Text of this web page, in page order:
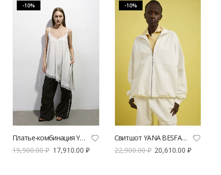
-10%
Платье-комбинация YANA BESFAMILNAYA с кружевом молочного цвета | VERESK studio
19,900.00₽ 17,910.00 ₽
-10%
Свитшот YANA BESFAMILNAYA Мотти белого цвета | VERESK studio
22,900.00₽ 20,610.00₽